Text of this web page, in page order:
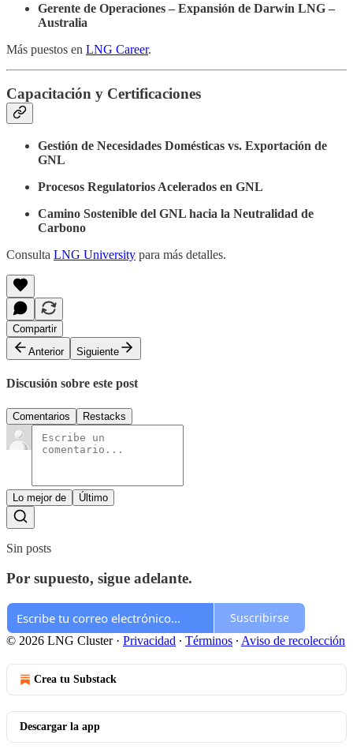
Gerente de Operaciones – Expansión de Darwin LNG –
Australia
Más puestos en LNG Career.
Capacitación y Certificaciones
Gestión de Necesidades Domésticas vs. Exportación de
GNL
Procesos Regulatorios Acelerados en GNL
Camino Sostenible del GNL hacia la Neutralidad de
Carbono
Consulta LNG University para más detalles.
Compartir
Anterior
Siguiente
Discusión sobre este post
Comentarios Restacks
Lo mejor de Último
Sin posts
Por supuesto, sigue adelante.
Suscribirse
© 2026 LNG Cluster· Privacidad ∙ Términos ∙ Aviso de recolección
Crea tu Substack
Descargar la app